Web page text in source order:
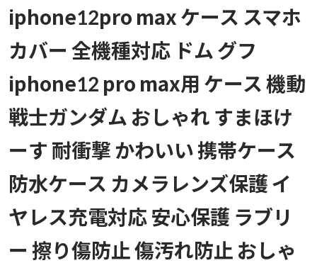
iphone12pro max ケース スマホ
カバー 全機種対応 ドム グフ
iphone12 pro max用 ケース 機動
戦士ガンダム おしゃれ すまほけ
ーす 耐衝撃 かわいい 携帯ケース
防水ケース カメラレンズ保護 イ
ヤレス充電対応 安心保護 ラブリ
ー 擦り傷防止 傷汚れ防止 おしゃ